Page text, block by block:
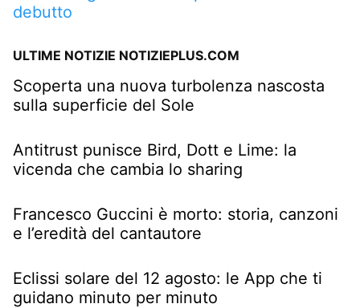
debutto
ULTIME NOTIZIE NOTIZIEPLUS.COM
Scoperta una nuova turbolenza nascosta
sulla superficie del Sole
Antitrust punisce Bird, Dott e Lime: la
vicenda che cambia lo sharing
Francesco Guccini è morto: storia, canzoni
e l’eredità del cantautore
Eclissi solare del 12 agosto: le App che ti
guidano minuto per minuto